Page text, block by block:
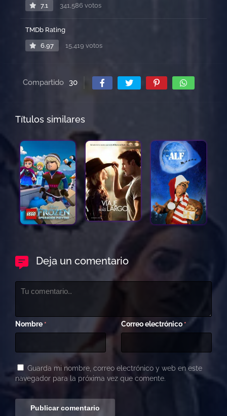
7.1 341,586 votos
TMDb Rating
6.97 15,419 votos
Compartido 30
Títulos similares
Deja un comentario
Nombre * Correo electrónico *
Guarda mi nombre, correo electrónico y web en este
navegador para la próxima vez que comente.